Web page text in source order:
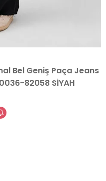
Bel Geniş Paça Jeans
82058 SİYAH